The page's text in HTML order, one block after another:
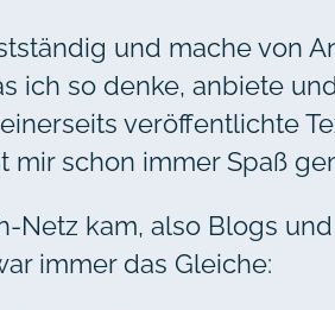
und mache von
ich so denke, anbiete
veröffentlichte
mir schon immer Spaß
Netz kam, also Blogs
immer das Gleiche: